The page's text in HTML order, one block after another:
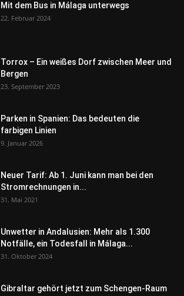
Mit dem Bus in Málaga unterwegs
22. Februar 2024
Torrox – Ein weißes Dorf zwischen Meer und
Bergen
23. September 2023
Parken in Spanien: Das bedeuten die
farbigen Linien
9. Januar 2026
Neuer Tarif: Ab 1. Juni kann man bei den
Stromrechnungen in...
31. Mai 2021
Unwetter in Andalusien: Mehr als 1.300
Notfälle, ein Todesfall in Málaga...
31. Oktober 2024
Gibraltar gehört jetzt zum Schengen-Raum